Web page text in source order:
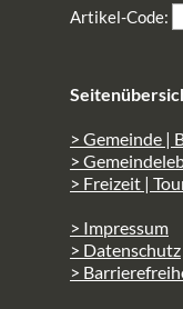
Artikel-Code:
> Gemeinde |
>
> Freizeit |
> Impressum
> Datenschutz
>